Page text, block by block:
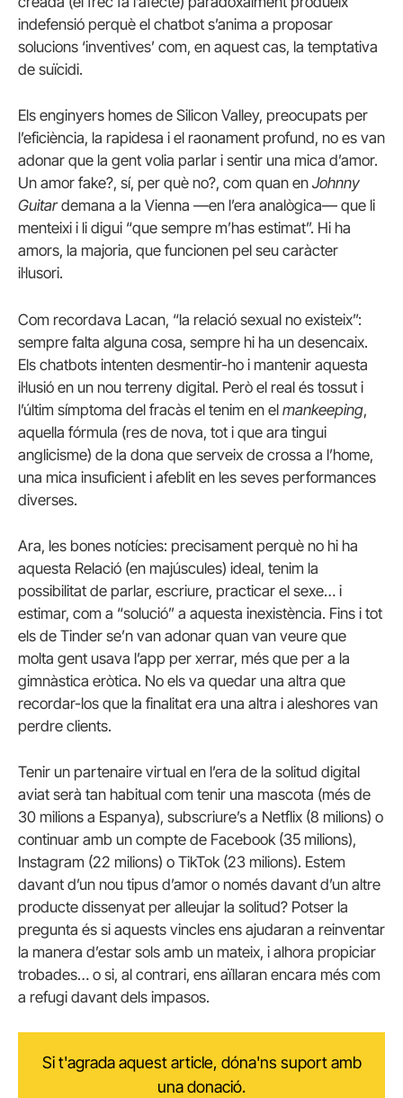
indefensió perquè el chatbot s’anima a proposar
solucions ‘inventives’ com, en aquest cas, la temptativa
de suïcidi.
Els enginyers homes de Silicon Valley, preocupats per
l’eficiència, la rapidesa i el raonament profund, no es van
adonar que la gent volia parlar i sentir una mica d’amor.
Un amor fake?, sí, per què no?, com quan en Johnny
Guitardemana a la Vienna —en l’era analògica— que li
menteixi i li digui “que sempre m’has estimat”. Hi ha
amors, la majoria, que funcionen pel seu caràcter
il·lusori.
Com recordava Lacan, “la relació sexual no existeix”:
sempre falta alguna cosa, sempre hi ha un desencaix.
Els chatbots intenten desmentir-ho i mantenir aquesta
il·lusió en un nou terreny digital. Però el real és tossut i
l’últim símptoma del fracàs el tenim en el mankeeping,
aquella fórmula (res de nova, tot i que ara tingui
anglicisme) de la dona que serveix de crossa a l’home,
una mica insuficient i afeblit en les seves performances
diverses.
Ara, les bones notícies: precisament perquè no hi ha
aquesta Relació (en majúscules) ideal, tenim la
possibilitat de parlar, escriure, practicar el sexe… i
estimar, com a “solució” a aquesta inexistència. Fins i tot
els de Tinder se’n van adonar quan van veure que
molta gent usava l’app per xerrar, més que per a la
gimnàstica eròtica. No els va quedar una altra que
recordar-los que la finalitat era una altra i aleshores van
perdre clients.
Tenir un partenaire virtual en l’era de la solitud digital
aviat serà tan habitual com tenir una mascota (més de
30 milions a Espanya), subscriure’s a Netflix (8 milions) o
continuar amb un compte de Facebook (35 milions),
Instagram (22 milions) o TikTok (23 milions). Estem
davant d’un nou tipus d’amor o només davant d’un altre
producte dissenyat per alleujar la solitud? Potser la
pregunta és si aquests vincles ens ajudaran a reinventar
la manera d’estar sols amb un mateix, i alhora propiciar
trobades… o si, al contrari, ens aïllaran encara més com
a refugi davant dels impasos.
Si t'agrada aquest article, dóna'ns suport amb
una donació.